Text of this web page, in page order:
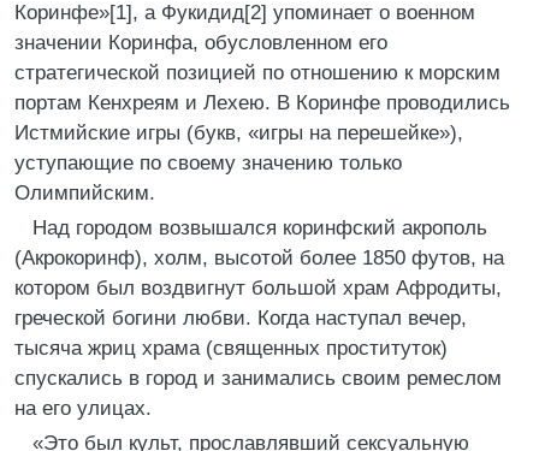
Коринфе»[1], а Фукидид[2] упоминает о военном
значении Коринфа, обусловленном его
стратегической позицией по отношению к морским
портам Кенхреям и Лехею. В Коринфе проводились
Истмийские игры (букв, «игры на перешейке»),
уступающие по своему значению только
Олимпийским.
Над городом возвышался коринфский акрополь
(Акрокоринф), холм, высотой более 1850 футов, на
котором был воздвигнут большой храм Афродиты,
греческой богини любви. Когда наступал вечер,
тысяча жриц храма (священных проституток)
спускались в город и занимались своим ремеслом
на его улицах.
«Это был культ, прославлявший сексуальную